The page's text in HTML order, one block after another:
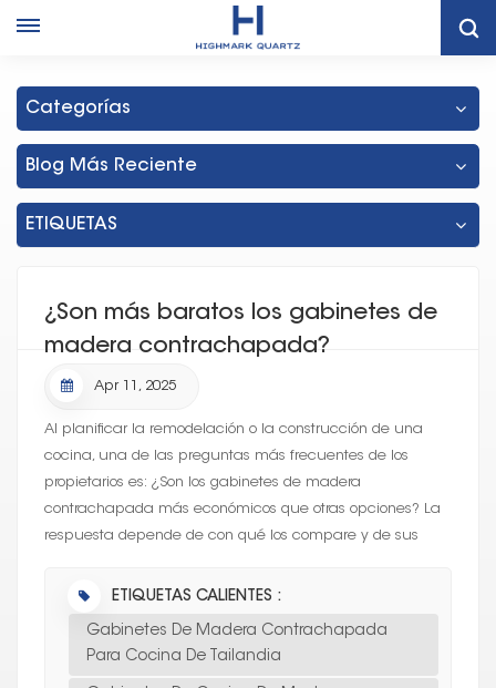
Hogar
Gabinetes De Baño De Madera Contrachapada De Tailandia
Categorías
Blog Más Reciente
ETIQUETAS
¿Son más baratos los gabinetes de
madera contrachapada?
Apr 11, 2025
Al planificar la remodelación o la construcción de una
cocina, una de las preguntas más frecuentes de los
propietarios es: ¿Son los gabinetes de madera
contrachapada más económicos que otras opciones? La
respuesta depende de con qué los compare y de sus
ETIQUETAS CALIENTES :
Gabinetes De Madera Contrachapada
Para Cocina De Tailandia